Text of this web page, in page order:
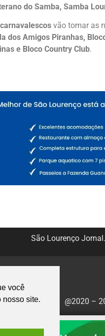
você
nosso site.
do Samba, Samba
vão tomar as
dos Amigos Piranhas,
e Bloco Country Club.
São Lourenço
@2020 –